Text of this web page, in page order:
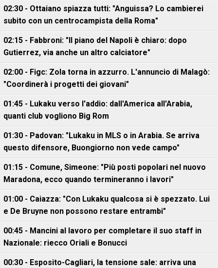
02:30 - Ottaiano spiazza tutti: "Anguissa? Lo cambierei
subito con un centrocampista della Roma"
02:15 - Fabbroni: "Il piano del Napoli è chiaro: dopo
Gutierrez, via anche un altro calciatore"
02:00 - Figc: Zola torna in azzurro. L'annuncio di Malagò:
"Coordinerà i progetti dei giovani"
01:45 - Lukaku verso l'addio: dall'America all'Arabia,
quanti club vogliono Big Rom
01:30 - Padovan: "Lukaku in MLS o in Arabia. Se arriva
questo difensore, Buongiorno non vede campo"
01:15 - Comune, Simeone: "Più posti popolari nel nuovo
Maradona, ecco quando termineranno i lavori"
01:00 - Caiazza: "Con Lukaku qualcosa si è spezzato. Lui
e De Bruyne non possono restare entrambi"
00:45 - Mancini al lavoro per completare il suo staff in
Nazionale: riecco Oriali e Bonucci
00:30 - Esposito-Cagliari, la tensione sale: arriva una